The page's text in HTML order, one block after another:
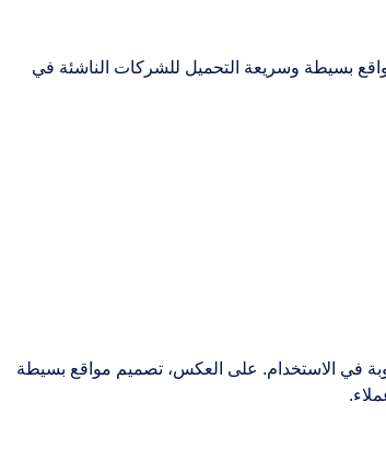
بسيطة وسريعة التحميل للشركات الناشئة في
في الاستخدام. على العكس، تصميم مواقع بسيطة